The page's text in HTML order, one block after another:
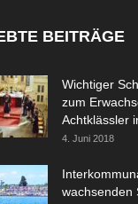
BEITRÄGE
Wichtiger
zum
Achtklässler
4. Juni 2018
wachsenden